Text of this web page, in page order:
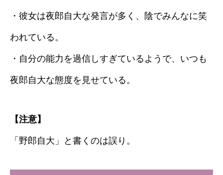
・彼女は夜郎自大な発言が多く、陰でみんなに笑
われている。
・自分の能力を過信しすぎているようで、いつも
夜郎自大な態度を見せている。
【注意】
「野郎自大」と書くのは誤り。